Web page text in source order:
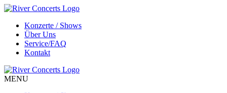
Konzerte / Shows
Über Uns
Service/FAQ
Kontakt
MENU